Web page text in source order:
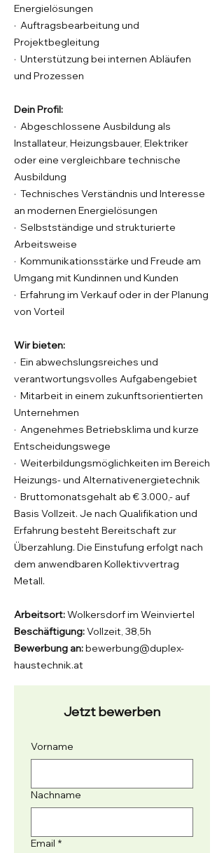
Energielösungen
· Auftragsbearbeitung und
Projektbegleitung
· Unterstützung bei internen Abläufen
und Prozessen
Dein Profil:
· Abgeschlossene Ausbildung als
Installateur, Heizungsbauer, Elektriker
oder eine vergleichbare technische
Ausbildung
· Technisches Verständnis und Interesse
an modernen Energielösungen
· Selbstständige und strukturierte
Arbeitsweise
· Kommunikationsstärke und Freude am
Umgang mit Kundinnen und Kunden
· Erfahrung im Verkauf oder in der Planung
von Vorteil
Wir bieten:
· Ein abwechslungsreiches und
verantwortungsvolles Aufgabengebiet
· Mitarbeit in einem zukunftsorientierten
Unternehmen
· Angenehmes Betriebsklima und kurze
Entscheidungswege
· Weiterbildungsmöglichkeiten im Bereich
Heizungs- und Alternativenergietechnik
· Bruttomonatsgehalt ab € 3.000,- auf
Basis Vollzeit. Je nach Qualifikation und
Erfahrung besteht Bereitschaft zur
Überzahlung. Die Einstufung erfolgt nach
dem anwendbaren Kollektivvertrag
Metall.
Arbeitsort:Wolkersdorf im Weinviertel
Beschäftigung:Vollzeit, 38,5h
Bewerbung an:bewerbung@duplex-
haustechnik.at
Jetzt bewerben
Vorname
Nachname
Email *